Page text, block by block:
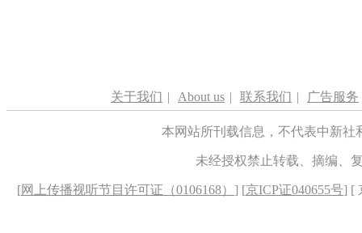
关于我们 | About us | 联系我们 | 广告服务
本网站所刊载信息，不代表中新
未经授权禁止转载、摘编、
[网上传播视听节目许可证（0106168） ] [京ICP证040655号] [